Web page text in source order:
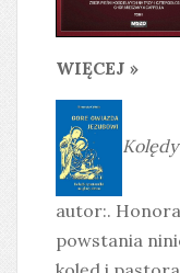
WIĘCEJ »
autor:.
powstania